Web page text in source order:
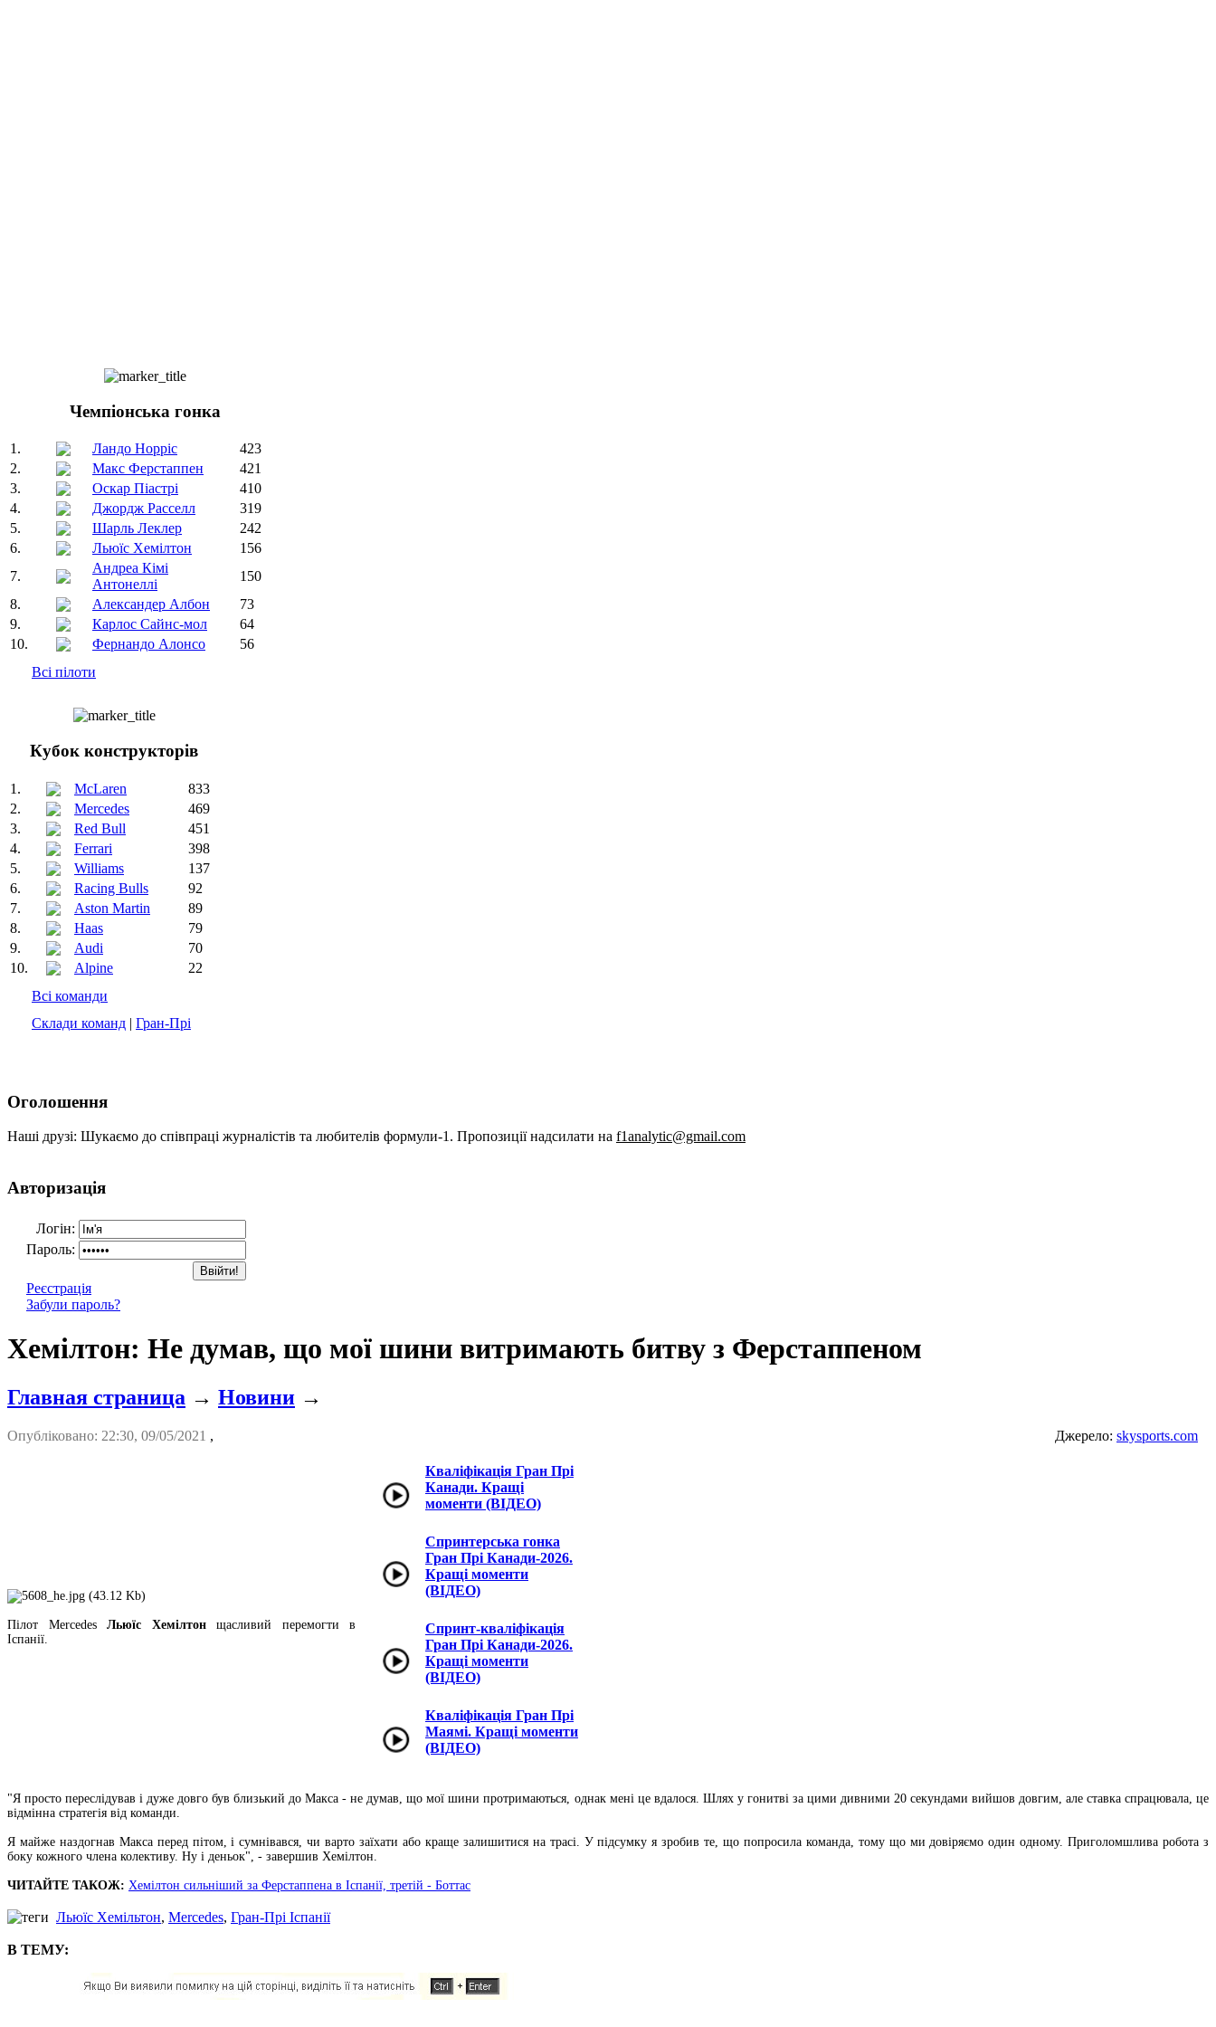
Чемпіонська гонка
1. Ландо Норріс
423
2.
Макс Ферстаппен
421
3.
Оскар Піастрі
410
4.
Джордж Расселл
319
5.
Шарль Леклер
242
6.
Льюїс Хемілтон
156
7.
Андреа Кімі
Антонеллі
150
8.
Александер Албон
73
9.
Карлос Сайнс-мол
64
10.
Фернандо Алонсо
56
Всі пілоти
Кубок конструкторів
1. McLaren
833
2.
Mercedes
469
3.
Red Bull
451
4.
Ferrari
398
5.
Williams
137
6.
Racing Bulls
92
7.
Aston Martin
89
8.
Haas
79
9.
Audi
70
10.
Alpine
22
Всі команди
Склади команд | Гран-Прі
Оголошення
Наші друзі: Шукаємо до співпраці журналістів та любителів формули-1. Пропозиції надсилати на f1analytic@gmail.com
Авторизація
Логін:
Пароль:
Реєстрація
Забули пароль?
Хемілтон: Не думав, що мої шини витримають битву з Ферстаппеном
Главная страница → Новини →
Опубліковано: 22:30, 09/05/2021 , Джерело: skysports.com
Пілот Mercedes Льюїс Хемілтонщасливий перемогти в
Іспанії.
Кваліфікація Гран Прі
Канади. Кращі
моменти (ВІДЕО)
Спринтерська гонка
Гран Прі Канади-2026.
Кращі моменти
(ВІДЕО)
Спринт-кваліфікація
Гран Прі Канади-2026.
Кращі моменти
(ВІДЕО)
Кваліфікація Гран Прі
Маямі. Кращі моменти
(ВІДЕО)
"Я просто переслідував і дуже довго був близький до Макса - не думав, що мої шини протримаються, однак мені це вдалося. Шлях у гонитві за цими дивними 20 секундами вийшов довгим, але ставка спрацювала, це
відмінна стратегія від команди.
Я майже наздогнав Макса перед пітом, і сумнівався, чи варто заїхати або краще залишитися на трасі. У підсумку я зробив те, що попросила команда, тому що ми довіряємо один одному. Приголомшлива робота з
боку кожного члена колективу. Ну і деньок", - завершив Хемілтон.
ЧИТАЙТЕ ТАКОЖ: Хемілтон сильніший за Ферстаппена в Іспанії, третій - Боттас
Льюїс Хемільтон, Mercedes, Гран-Прі Іспанії
В ТЕМУ: